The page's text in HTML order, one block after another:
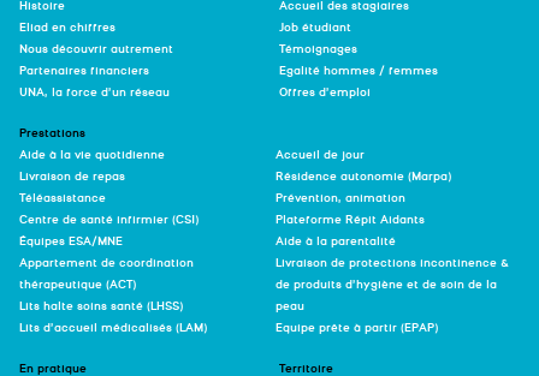
Histoire
Eliad en chiffres
Nous découvrir autrement
Partenaires financiers
UNA, la force d’un réseau
Accueil des stagiaires
Job étudiant
Témoignages
Egalité hommes / femmes
Offres d’emploi
Prestations
Aide à la vie quotidienne
Livraison de repas
Téléassistance
Centre de santé infirmier (CSI)
Équipes ESA/MNE
Appartement de coordination
thérapeutique (ACT)
Lits halte soins santé (LHSS)
Lits d’accueil médicalisés (LAM)
Accueil de jour
Résidence autonomie (Marpa)
Prévention, animation
Plateforme Répit Aidants
Aide à la parentalité
Livraison de protections incontinence &
de produits d’hygiène et de soin de la
peau
Equipe prête à partir (EPAP)
En pratique
Territoire